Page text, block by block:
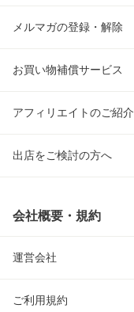
メルマガの登録・解除
お買い物補償サービス
アフィリエイトのご紹介
出店をご検討の方へ
会社概要・規約
運営会社
ご利用規約